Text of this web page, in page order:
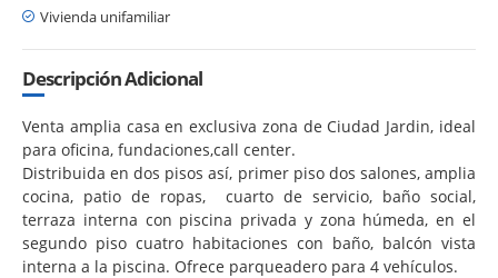
Vivienda unifamiliar
Descripción Adicional
Venta amplia casa en exclusiva zona de Ciudad Jardin, ideal
para oficina, fundaciones,call center.
Distribuida en dos pisos así, primer piso dos salones, amplia
cocina, patio de ropas, cuarto de servicio, baño social,
terraza interna con piscina privada y zona húmeda, en el
segundo piso cuatro habitaciones con baño, balcón vista
interna a la piscina. Ofrece parqueadero para 4 vehículos.